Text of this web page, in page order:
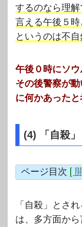
するのなら理
言える午後５時
というのは不
午後０時にソウ
その後警察が
に何かあった
(4) 「自殺
ページ目次 [
「自殺」とさ
は、多方面か